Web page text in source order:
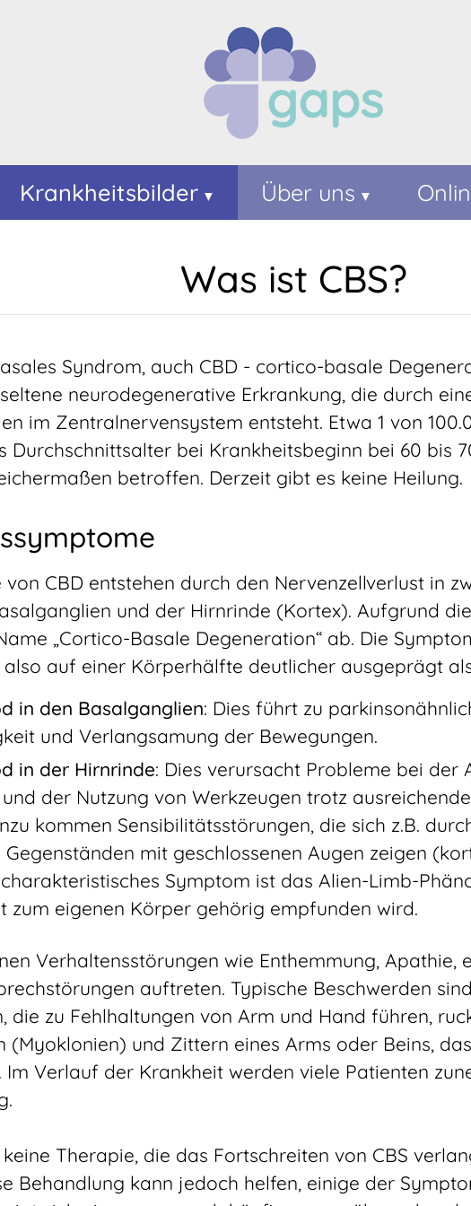
Krankheitsbilder Über uns
Was ist CBS?
Syndrom, auch CBD - cortico-basale
neurodegenerative Erkrankung, die durch
im Zentralnervensystem entsteht. Etwa 1 von
Durchschnittsalter bei Krankheitsbeginn bei 60 bis
betroffen. Derzeit gibt es keine Heilung.
von CBD entstehen durch den Nervenzellverlust in
und der Hirnrinde (Kortex). Aufgrund
„Cortico-Basale Degeneration“ ab. Die
also auf einer Körperhälfte deutlicher ausgeprägt
in den Basalganglien: Dies führt zu
und Verlangsamung der Bewegungen.
in der Hirnrinde: Dies verursacht Probleme bei der
der Nutzung von Werkzeugen trotz
kommen Sensibilitätsstörungen, die sich z.B.
Gegenständen mit geschlossenen Augen zeigen
Symptom ist das Alien-Limb-
zum eigenen Körper gehörig empfunden wird.
Verhaltensstörungen wie Enthemmung, Apathie,
auftreten. Typische Beschwerden
die zu Fehlhaltungen von Arm und Hand führen,
(Myoklonien) und Zittern eines Arms oder Beins,
Verlauf der Krankheit werden viele Patienten
Therapie, die das Fortschreiten von CBS
Behandlung kann jedoch helfen, einige der